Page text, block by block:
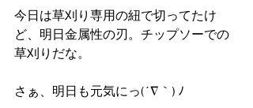
今日は草刈り専用の紐で切ってたけ
ど、明日金属性の刃。チップソーでの
草刈りだな。
さぁ、明日も元気にっ(´∇｀) ﾉ